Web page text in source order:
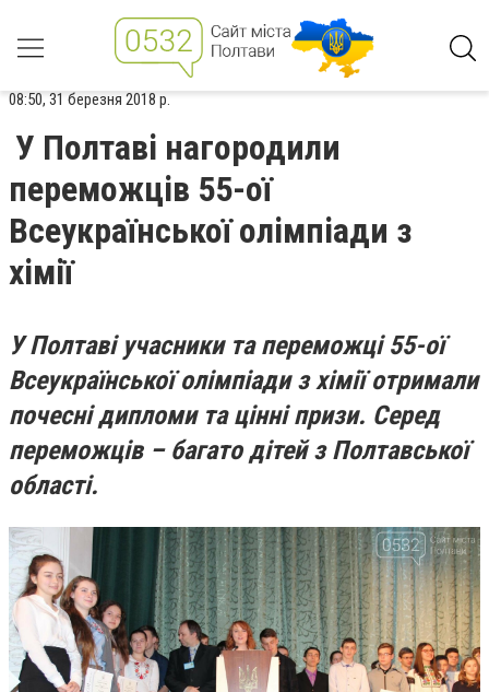
08:50, 31 березня 2018 р.
У Полтаві нагородили
переможців 55-ої
Всеукраїнської олімпіади з
хімії
У Полтаві учасники та переможці 55-ої
Всеукраїнської олімпіади з хімії отримали
почесні дипломи та цінні призи. Серед
переможців – багато дітей з Полтавської
області.